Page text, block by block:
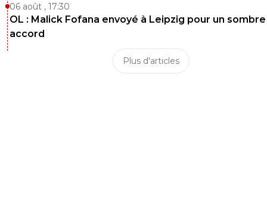
06 août , 17:30
OL : Malick Fofana envoyé à Leipzig pour un sombre
accord
Plus d'articles